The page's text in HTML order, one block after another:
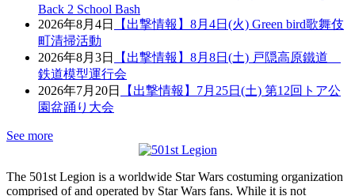
Back 2 School Bash
2026年8月4日
【出撃情報】8月4日(火) Green bird歌舞伎
町清掃活動
2026年8月3日
【出撃情報】8月8日(土) 戸隠高原鐵道
鉄道模型運行会
2026年7月20日
【出撃情報】7月25日(土) 第12回トア公
園盆踊り大会
See more
The 501st Legion is a worldwide Star Wars costuming organization
comprised of and operated by Star Wars fans. While it is not